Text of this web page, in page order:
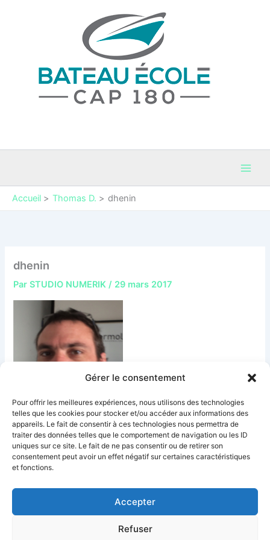
Gérer le consentement
Pour offrir les meilleures expériences, nous utilisons des technologies
telles que les cookies pour stocker et/ou accéder aux informations des
appareils. Le fait de consentir à ces technologies nous permettra de
traiter des données telles que le comportement de navigation ou les ID
uniques sur ce site. Le fait de ne pas consentir ou de retirer son
consentement peut avoir un effet négatif sur certaines caractéristiques
et fonctions.
Accepter
Refuser
Accueil Thomas D. dhenin
dhenin
ParSTUDIO NUMERIK/ 29 mars 2017
PRÉCÉDENT
Réalisation Site Web : Studio Numerik
Mentions légales